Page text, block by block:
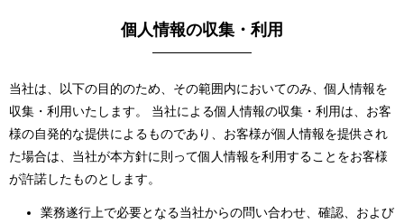
個人情報の収集・利用
当社は、以下の目的のため、その範囲内においてのみ、個人情報を
収集・利用いたします。 当社による個人情報の収集・利用は、お客
様の自発的な提供によるものであり、お客様が個人情報を提供され
た場合は、当社が本方針に則って個人情報を利用することをお客様
が許諾したものとします。
業務遂行上で必要となる当社からの問い合わせ、確認、および